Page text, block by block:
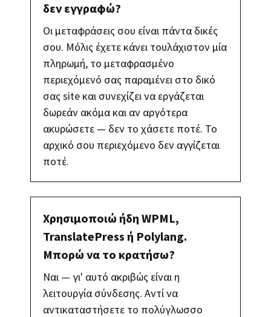
δεν εγγραφώ?
Οι μεταφράσεις σου είναι πάντα δικές
σου. Μόλις έχετε κάνει τουλάχιστον μία
πληρωμή, το μεταφρασμένο
περιεχόμενό σας παραμένει στο δικό
σας site και συνεχίζει να εργάζεται
δωρεάν ακόμα και αν αργότερα
ακυρώσετε — δεν το χάσετε ποτέ. Το
αρχικό σου περιεχόμενο δεν αγγίζεται
ποτέ.
Χρησιμοποιώ ήδη WPML,
TranslatePress ή Polylang.
Μπορώ να το κρατήσω?
Ναι — γι' αυτό ακριβώς είναι η
λειτουργία σύνδεσης. Αντί να
αντικαταστήσετε το πολύγλωσσο